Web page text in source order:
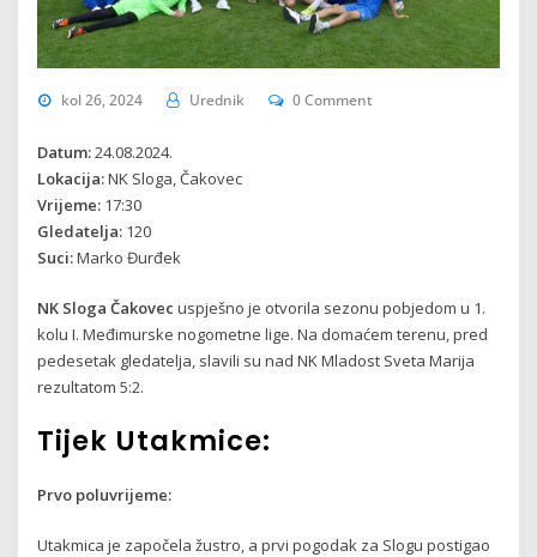
kol 26, 2024 Urednik 0 Comment
Datum:24.08.2024.
Lokacija:NK Sloga, Čakovec
Vrijeme: 17:30
Gledatelja: 120
Suci:Marko Đurđek
NK Sloga Čakovec uspješno je otvorila sezonu pobjedom u 1.
kolu I. Međimurske nogometne lige. Na domaćem terenu, pred
pedesetak gledatelja, slavili su nad NK Mladost Sveta Marija
rezultatom 5:2.
Tijek Utakmice:
Prvo poluvrijeme:
Utakmica je započela žustro, a prvi pogodak za Slogu postigao